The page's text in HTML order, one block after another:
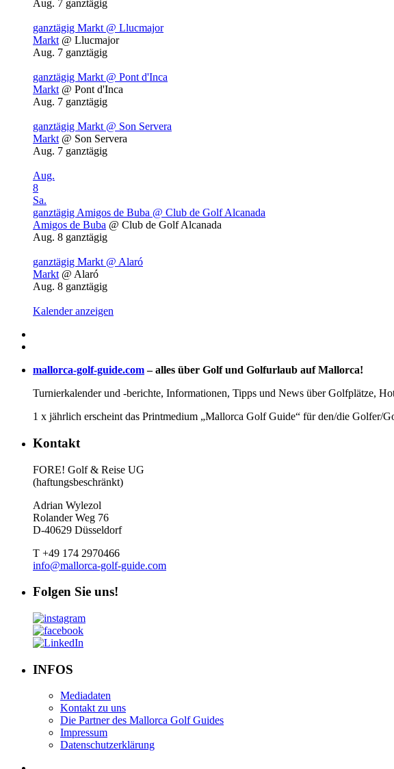
Aug. 7 ganztägig
ganztägig Markt @ Llucmajor
Markt @ Llucmajor
Aug. 7 ganztägig
ganztägig Markt @ Pont d'Inca
Markt @ Pont d'Inca
Aug. 7 ganztägig
ganztägig Markt @ Son Servera
Markt @ Son Servera
Aug. 7 ganztägig
Aug.
8
Sa.
ganztägig Amigos de Buba @ Club de Golf Alcanada
Amigos de Buba @ Club de Golf Alcanada
Aug. 8 ganztägig
ganztägig Markt @ Alaró
Markt @ Alaró
Aug. 8 ganztägig
Kalender anzeigen
mallorca-golf-guide.com– alles über Golf und Golfurlaub auf Mallorca!
Turnierkalender und -berichte, Informationen, Tipps und News über Golfplätze,
1 x jährlich erscheint das Printmedium „Mallorca Golf Guide“ für den/die Golfer/
Kontakt
FORE! Golf & Reise UG
(haftungsbeschränkt)
Adrian Wylezol
Rolander Weg 76
D-40629 Düsseldorf
T +49 174 2970466
info@mallorca-golf-guide.com
Folgen Sie uns!
INFOS
Mediadaten
Kontakt zu uns
Die Partner des Mallorca Golf Guides
Impressum
Datenschutzerklärung